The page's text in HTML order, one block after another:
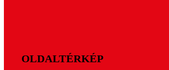
OLDALTÉRKÉP